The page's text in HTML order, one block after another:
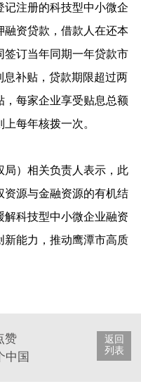
注册的科技型中小微企
融资贷款，借款人在还本
签订当年同期一年贷款市
息补贴，贷款期限超过两
，每家企业享受贴息总额
每年核拨一次。
）相关负责人表示，此
资源与金融资源的有机结
科技型中小微企业融资
新能力，推动鹰潭市高质
返回
列表
赞
国专利奖